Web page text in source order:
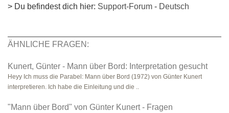
> Du befindest dich hier: Support-Forum - Deutsch
ÄHNLICHE FRAGEN:
Kunert, Günter - Mann über Bord: Interpretation gesucht
Heyy Ich muss die Parabel: Mann über Bord (1972) von Günter Kunert
interpretieren. Ich habe die Einleitung und die ..
"Mann über Bord" von Günter Kunert - Fragen